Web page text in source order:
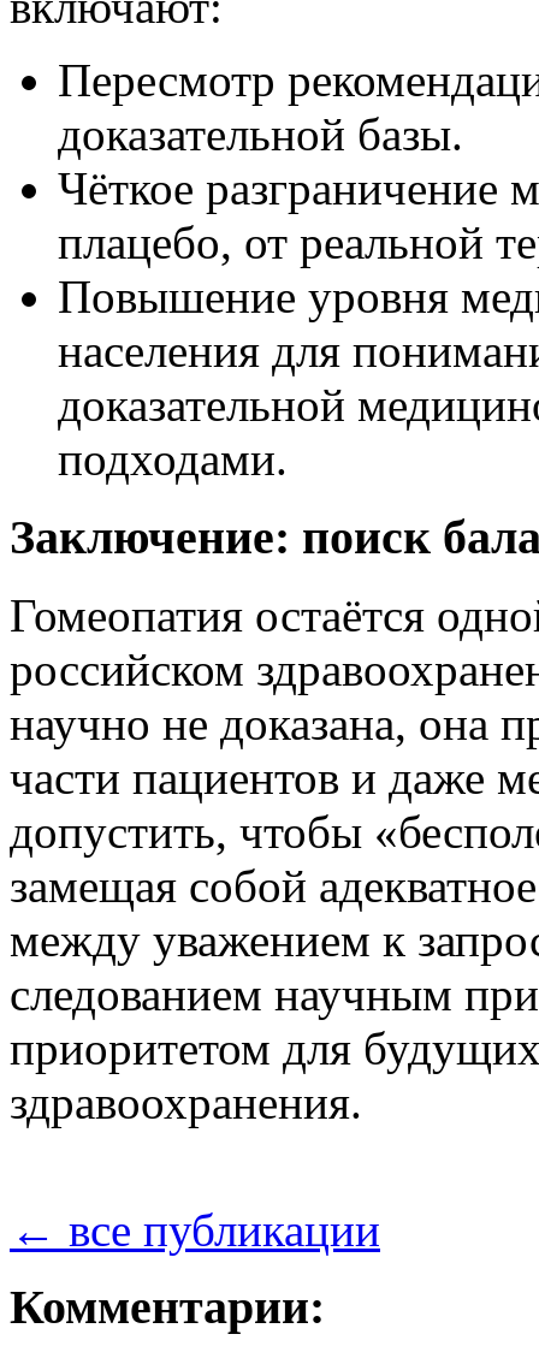
Пересмотр
доказательной базы.
Чёткое разграничение
плацебо, от реальной
Повышение уровня
населения для
доказательной
подходами.
Заключение: поиск
Гомеопатия остаётся
российском
научно не доказана, она
части пациентов и даже
допустить, чтобы
замещая собой
между уважением к
следованием научным
приоритетом для
здравоохранения.
← все публикации
Комментарии: